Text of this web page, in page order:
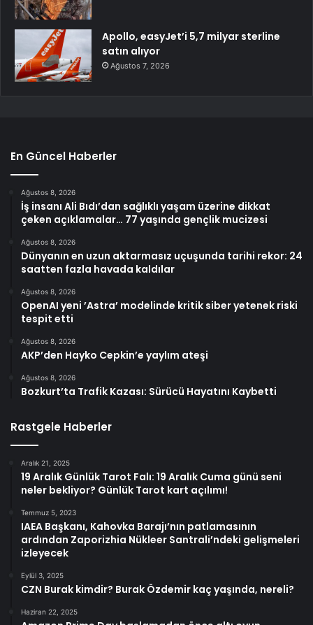
Apollo, easyJet’i 5,7 milyar sterline
satın alıyor
Ağustos 7, 2026
En Güncel Haberler
Ağustos 8, 2026
İş insanı Ali Bıdı’dan sağlıklı yaşam üzerine dikkat
çeken açıklamalar… 77 yaşında gençlik mucizesi
Ağustos 8, 2026
Dünyanın en uzun aktarmasız uçuşunda tarihi rekor: 24
saatten fazla havada kaldılar
Ağustos 8, 2026
OpenAI yeni ’Astra’ modelinde kritik siber yetenek riski
tespit etti
Ağustos 8, 2026
AKP’den Hayko Cepkin’e yaylım ateşi
Ağustos 8, 2026
Bozkurt’ta Trafik Kazası: Sürücü Hayatını Kaybetti
Rastgele Haberler
Aralık 21, 2025
19 Aralık Günlük Tarot Falı: 19 Aralık Cuma günü seni
neler bekliyor? Günlük Tarot kart açılımı!
Temmuz 5, 2023
IAEA Başkanı, Kahovka Barajı’nın patlamasının
ardından Zaporizhia Nükleer Santrali’ndeki gelişmeleri
izleyecek
Eylül 3, 2025
CZN Burak kimdir? Burak Özdemir kaç yaşında, nereli?
Haziran 22, 2025